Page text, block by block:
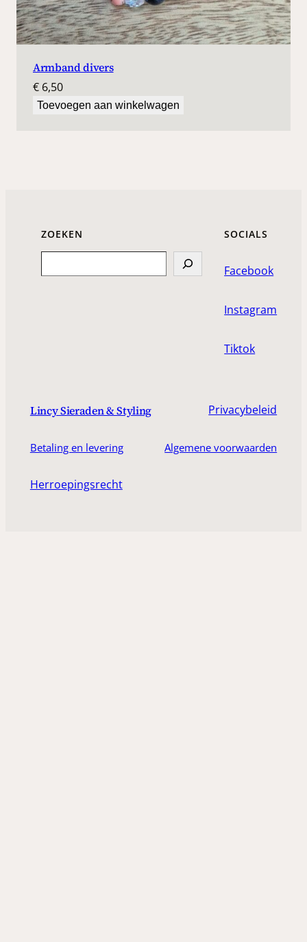
Armband divers
€ 6,50
Toevoegen aan winkelwagen
ZOEKEN SOCIALS
Facebook
Instagram
Tiktok
Lincy Sieraden & Styling Privacybeleid
Betaling en levering Algemene voorwaarden
Herroepingsrecht